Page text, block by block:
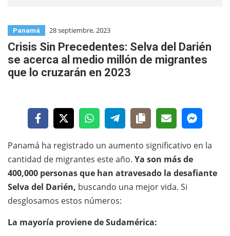
Panamá 28 septiembre, 2023
Crisis Sin Precedentes: Selva del Darién
se acerca al medio millón de migrantes
que lo cruzarán en 2023
Panamá ha registrado un aumento significativo en la
cantidad de migrantes este año. Ya son más de
400,000 personas que han atravesado la desafiante
Selva del Darién, buscando una mejor vida. Si
desglosamos estos números:
La mayoría proviene de Sudamérica: